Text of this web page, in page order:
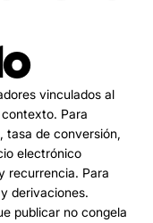
vinculados al
Para
tasa de conversión,
electrónico
recurrencia. Para
derivaciones.
publicar no congela